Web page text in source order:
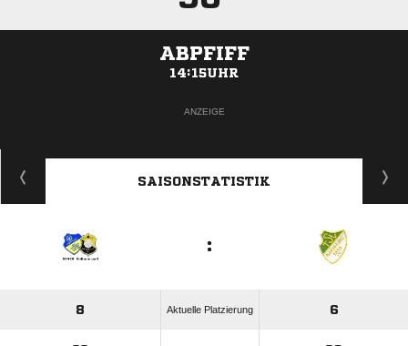
ABPFIFF
14:15UHR
ANZEIGE
SAISONSTATISTIK
:
8 Aktuelle Platzierung 6